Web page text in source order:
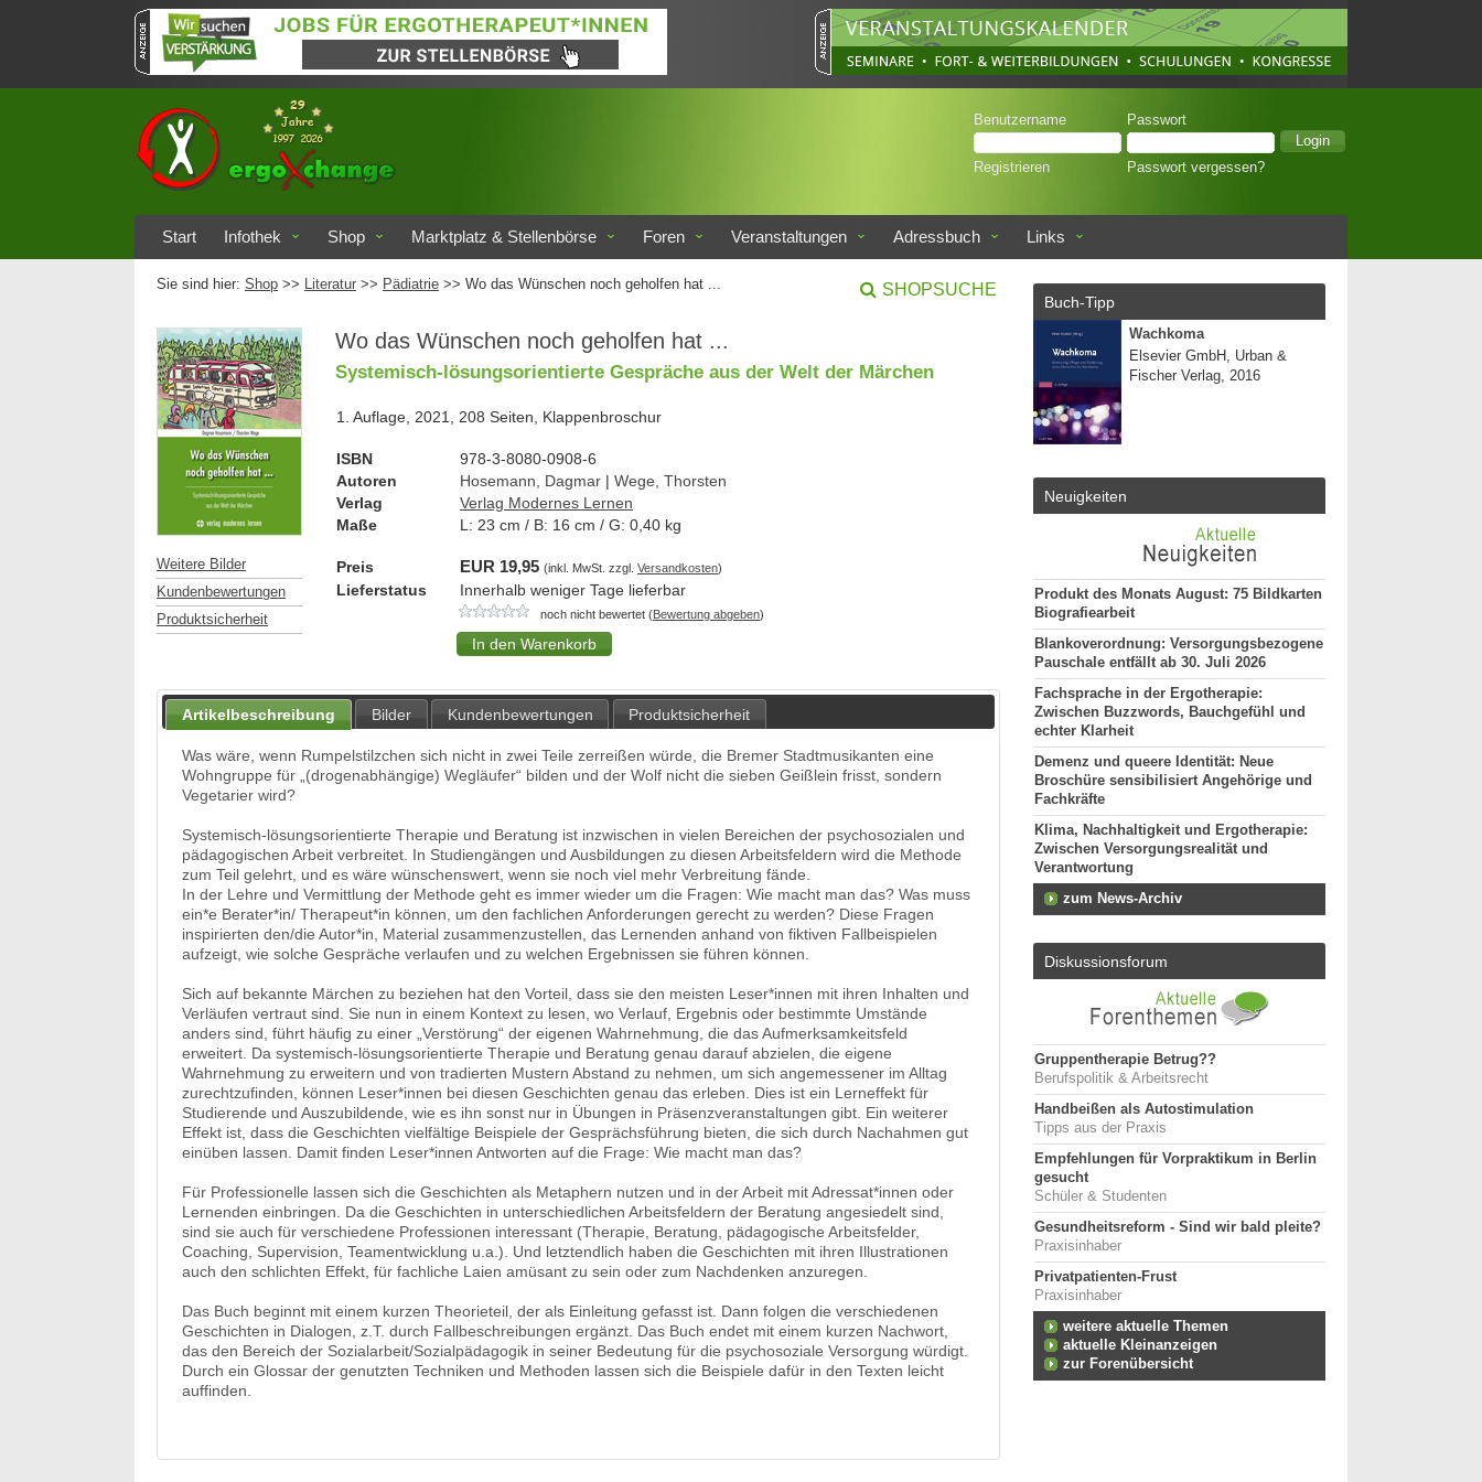
Benutzername Passwort
Registrieren Passwort vergessen?
Start Infothek Shop Marktplatz & Stellenbörse Foren Veranstaltungen Adressbuch Links
Sie sind hier: Shop >> Literatur >> Pädiatrie >> Wo das Wünschen noch geholfen hat ... SHOPSUCHE
Weitere Bilder
Kundenbewertungen
Produktsicherheit
Wo das Wünschen noch geholfen hat ...
Systemisch-lösungsorientierte Gespräche aus der Welt der Märchen
1. Auflage, 2021, 208 Seiten, Klappenbroschur
ISBN
978-3-8080-0908-6
Autoren
Hosemann, Dagmar | Wege, Thorsten
Verlag
Verlag Modernes Lernen
Maße
L: 23 cm / B: 16 cm / G: 0,40 kg
Preis EUR 19,95 (inkl. MwSt. zzgl. Versandkosten)
Lieferstatus Innerhalb weniger Tage lieferbar
noch nicht bewertet (Bewertung abgeben)
Artikelbeschreibung Bilder Kundenbewertungen Produktsicherheit
Was wäre, wenn Rumpelstilzchen sich nicht in zwei Teile zerreißen würde, die Bremer Stadtmusikanten eine
Wohngruppe für „(drogenabhängige) Wegläufer“ bilden und der Wolf nicht die sieben Geißlein frisst, sondern
Vegetarier wird?
Systemisch-lösungsorientierte Therapie und Beratung ist inzwischen in vielen Bereichen der psychosozialen und
pädagogischen Arbeit verbreitet. In Studiengängen und Ausbildungen zu diesen Arbeitsfeldern wird die Methode
zum Teil gelehrt, und es wäre wünschenswert, wenn sie noch viel mehr Verbreitung fände.
In der Lehre und Vermittlung der Methode geht es immer wieder um die Fragen: Wie macht man das? Was muss
ein*e Berater*in/ Therapeut*in können, um den fachlichen Anforderungen gerecht zu werden? Diese Fragen
inspirierten den/die Autor*in, Material zusammenzustellen, das Lernenden anhand von fiktiven Fallbeispielen
aufzeigt, wie solche Gespräche verlaufen und zu welchen Ergebnissen sie führen können.
Sich auf bekannte Märchen zu beziehen hat den Vorteil, dass sie den meisten Leser*innen mit ihren Inhalten und
Verläufen vertraut sind. Sie nun in einem Kontext zu lesen, wo Verlauf, Ergebnis oder bestimmte Umstände
anders sind, führt häufig zu einer „Verstörung“ der eigenen Wahrnehmung, die das Aufmerksamkeitsfeld
erweitert. Da systemisch-lösungsorientierte Therapie und Beratung genau darauf abzielen, die eigene
Wahrnehmung zu erweitern und von tradierten Mustern Abstand zu nehmen, um sich angemessener im Alltag
zurechtzufinden, können Leser*innen bei diesen Geschichten genau das erleben. Dies ist ein Lerneffekt für
Studierende und Auszubildende, wie es ihn sonst nur in Übungen in Präsenzveranstaltungen gibt. Ein weiterer
Effekt ist, dass die Geschichten vielfältige Beispiele der Gesprächsführung bieten, die sich durch Nachahmen gut
einüben lassen. Damit finden Leser*innen Antworten auf die Frage: Wie macht man das?
Für Professionelle lassen sich die Geschichten als Metaphern nutzen und in der Arbeit mit Adressat*innen oder
Lernenden einbringen. Da die Geschichten in unterschiedlichen Arbeitsfeldern der Beratung angesiedelt sind,
sind sie auch für verschiedene Professionen interessant (Therapie, Beratung, pädagogische Arbeitsfelder,
Coaching, Supervision, Teamentwicklung u.a.). Und letztendlich haben die Geschichten mit ihren Illustrationen
auch den schlichten Effekt, für fachliche Laien amüsant zu sein oder zum Nachdenken anzuregen.
Das Buch beginnt mit einem kurzen Theorieteil, der als Einleitung gefasst ist. Dann folgen die verschiedenen
Geschichten in Dialogen, z.T. durch Fallbeschreibungen ergänzt. Das Buch endet mit einem kurzen Nachwort,
das den Bereich der Sozialarbeit/Sozialpädagogik in seiner Bedeutung für die psychosoziale Versorgung würdigt.
Durch ein Glossar der genutzten Techniken und Methoden lassen sich die Beispiele dafür in den Texten leicht
auffinden.
Buch-Tipp
Wachkoma
Elsevier GmbH, Urban &
Fischer Verlag, 2016
Neuigkeiten
Produkt des Monats August: 75 Bildkarten
Biografiearbeit
Blankoverordnung: Versorgungsbezogene
Pauschale entfällt ab 30. Juli 2026
Fachsprache in der Ergotherapie:
Zwischen Buzzwords, Bauchgefühl und
echter Klarheit
Demenz und queere Identität: Neue
Broschüre sensibilisiert Angehörige und
Fachkräfte
Klima, Nachhaltigkeit und Ergotherapie:
Zwischen Versorgungsrealität und
Verantwortung
zum News-Archiv
Diskussionsforum
Gruppentherapie Betrug??
Berufspolitik & Arbeitsrecht
Handbeißen als Autostimulation
Tipps aus der Praxis
Empfehlungen für Vorpraktikum in Berlin
gesucht
Schüler & Studenten
Gesundheitsreform - Sind wir bald pleite?
Praxisinhaber
Privatpatienten-Frust
Praxisinhaber
weitere aktuelle Themen
aktuelle Kleinanzeigen
zur Forenübersicht